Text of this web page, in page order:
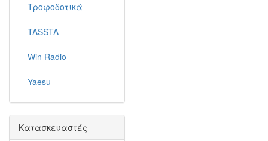
Τροφοδοτικά
TASSTA
Win Radio
Yaesu
Κατασκευαστές